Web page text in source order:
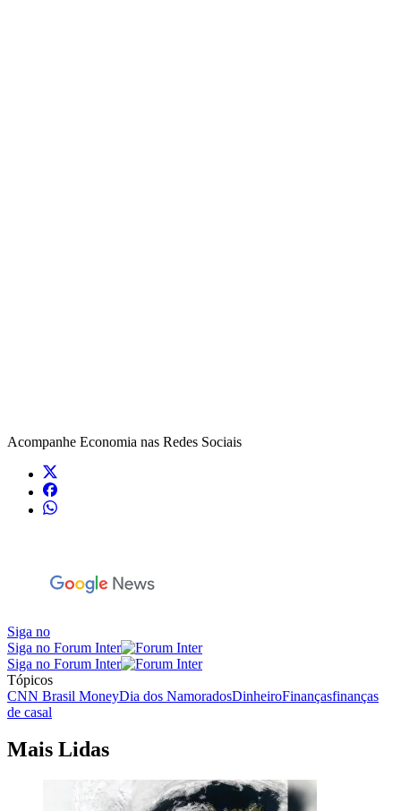
Acompanhe Economia nas Redes Sociais
Siga no
Siga no Forum Inter
Siga no Forum Inter
Tópicos
CNN Brasil MoneyDia dos NamoradosDinheiroFinançasfinanças
de casal
Mais Lidas